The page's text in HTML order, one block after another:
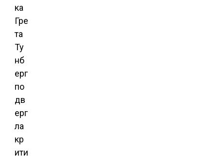
ка
Гре
та
Ту
нб
ерг
по
дв
ерг
ла
кр
ити